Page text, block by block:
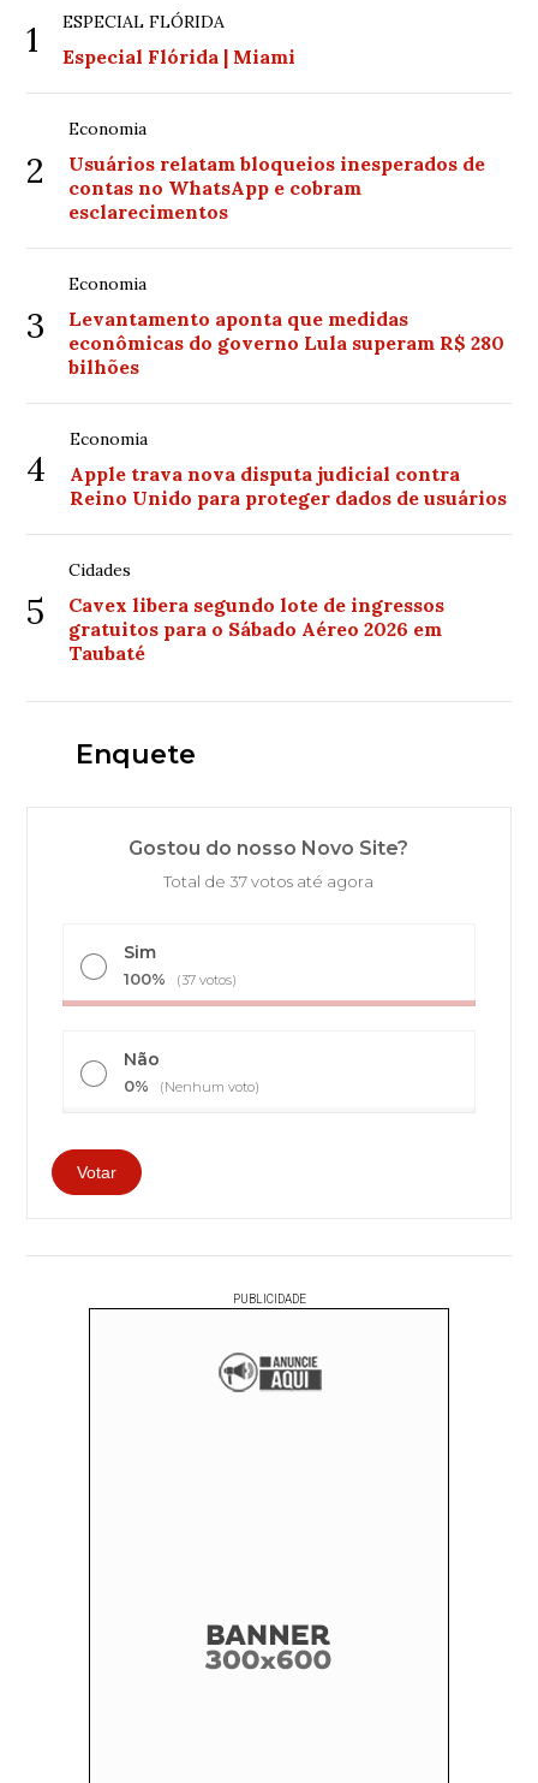
1 ESPECIAL FLÓRIDA
Especial Flórida | Miami
2
Economia
Usuários relatam bloqueios inesperados de
contas no WhatsApp e cobram
esclarecimentos
3
Economia
Levantamento aponta que medidas
econômicas do governo Lula superam R$ 280
bilhões
4
Economia
Apple trava nova disputa judicial contra
Reino Unido para proteger dados de usuários
5
Cidades
Cavex libera segundo lote de ingressos
gratuitos para o Sábado Aéreo 2026 em
Taubaté
Enquete
Gostou do nosso Novo Site?
Total de 37 votos até agora
Sim
100% (37 votos)
Não
0% (Nenhum voto)
PUBLICIDADE